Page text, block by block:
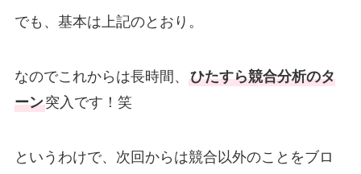
でも、基本は上記のとおり。
なのでこれからは長時間、 ひたすら競合分析のタ
ーン突入です！笑
というわけで、次回からは競合以外のことをブロ